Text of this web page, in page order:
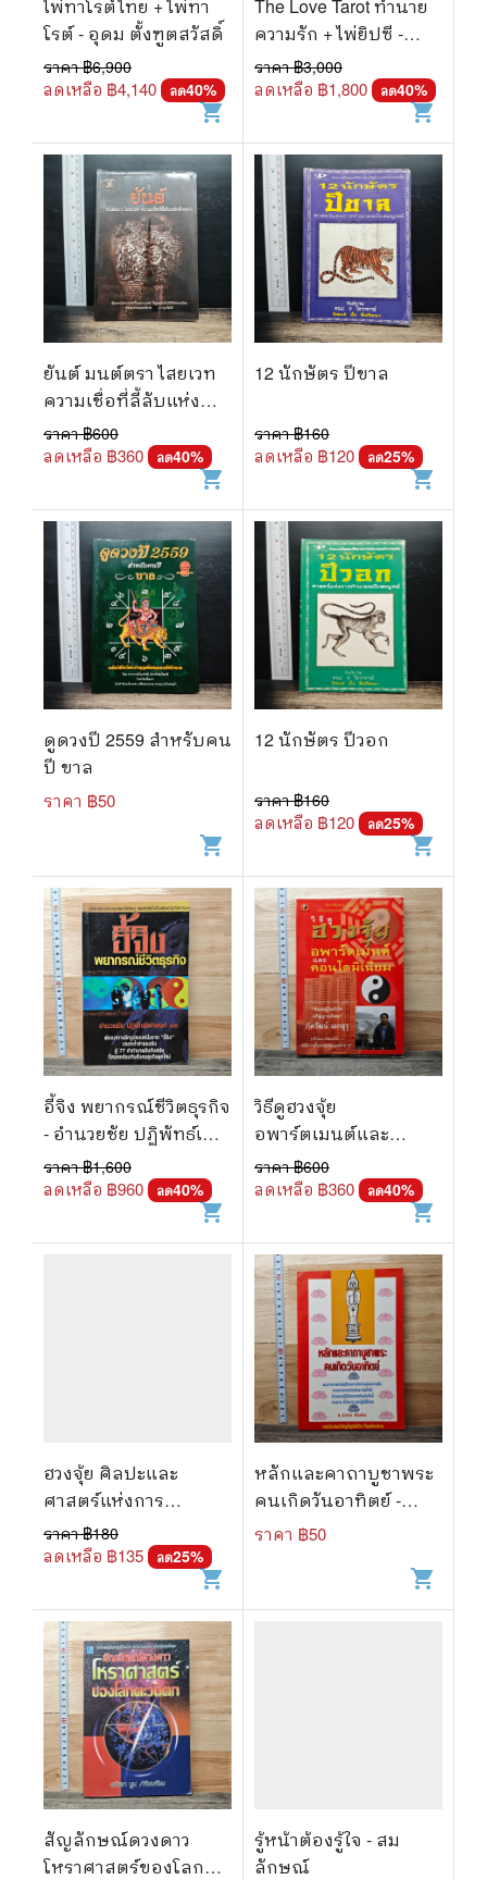
ไพ่ทาโรต์ไทย + ไพ่ทา
โรต์ - อุดม ตั้งฑูตสวัสดิ์
ราคา ฿6,900
ลดเหลือ ฿4,140 ลด40%
shopping_cart
The Love Tarot ทำนาย
ความรัก + ไพ่ยิปซี -
สังคม ฮอหรินทร์
ราคา ฿3,000
ลดเหลือ ฿1,800 ลด40%
shopping_cart
ยันต์ มนต์ตรา ไสยเวท
ความเชื่อที่ลี้ลับแห่ง
ล้านนา
ราคา ฿600
ลดเหลือ ฿360 ลด40%
shopping_cart
12 นักษัตร ปีขาล
ราคา ฿160
ลดเหลือ ฿120 ลด25%
shopping_cart
ดูดวงปี 2559 สำหรับคน
ปี ขาล
ราคา ฿50
shopping_cart
12 นักษัตร ปีวอก
ราคา ฿160
ลดเหลือ ฿120 ลด25%
shopping_cart
อี้จิง พยากรณ์ชีวิตธุรกิจ
- อำนวยชัย ปฏิพัทธ์เผ่า
พงศ์
ราคา ฿1,600
ลดเหลือ ฿960 ลด40%
shopping_cart
วิธีดูฮวงจุ้ย
อพาร์ตเมนต์และ
คอนโดมิเนียม
ราคา ฿600
ลดเหลือ ฿360 ลด40%
shopping_cart
ฮวงจุ้ย ศิลปะและ
ศาสตร์แห่งการ
พยากรณ์ - พิสมัย สุภัทร
านนท์
ราคา ฿180
ลดเหลือ ฿135 ลด25%
shopping_cart
หลักและคาถาบูชาพระ
คนเกิดวันอาทิตย์ -
สุวรรณ
ราคา ฿50
shopping_cart
สัญลักษณ์ดวงดาว
โหราศาสตร์ของโลก
รู้หน้าต้องรู้ใจ - สม
ลักษณ์